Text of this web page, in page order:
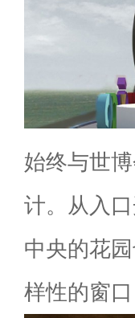
始终与世
计。从入
中央的花
样性的窗